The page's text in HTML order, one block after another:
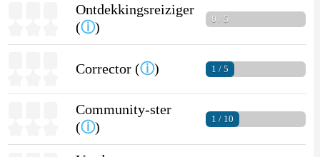
Ontdekkingsreiziger
(ⓘ)
0 / 5
Corrector (ⓘ) 1 / 5
Community-ster
(ⓘ)
1 / 10